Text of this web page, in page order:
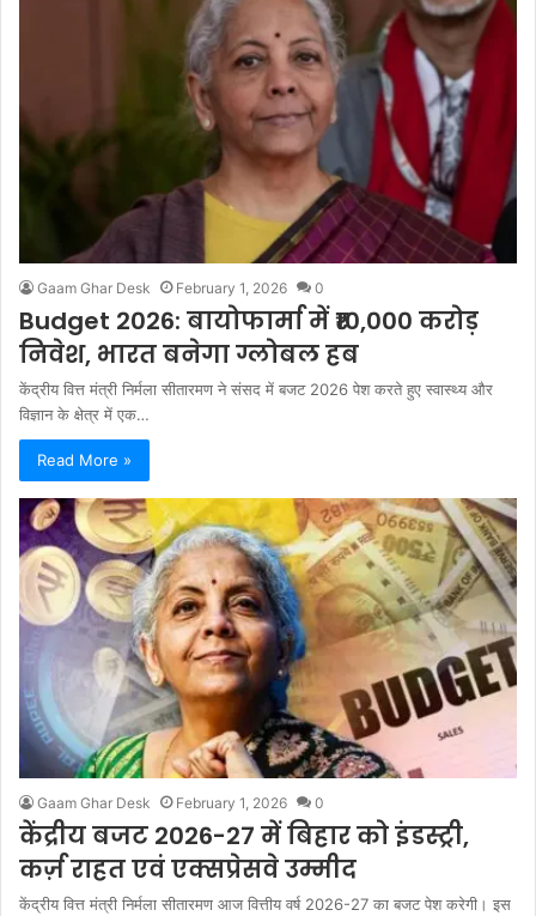
Gaam Ghar Desk February 1, 2026 0
Budget 2026: बायोफार्मा में ₹10,000 करोड़
निवेश, भारत बनेगा ग्लोबल हब
केंद्रीय वित्त मंत्री निर्मला सीतारमण ने संसद में बजट 2026 पेश करते हुए स्वास्थ्य और
विज्ञान के क्षेत्र में एक…
Read More »
Gaam Ghar Desk February 1, 2026 0
केंद्रीय बजट 2026-27 में बिहार को इंडस्ट्री,
कर्ज़ राहत एवं एक्सप्रेसवे उम्मीद
केंद्रीय वित्त मंत्री निर्मला सीतारमण आज वित्तीय वर्ष 2026-27 का बजट पेश करेगी। इस